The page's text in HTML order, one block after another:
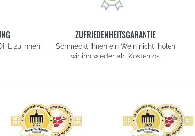
zu Ihnen
ZUFRIEDENHEITSGARANTIE
Schmeckt Ihnen ein Wein nicht, holen
wir ihn wieder ab. Kostenlos.